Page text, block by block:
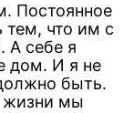
Постоянное
тем, что им с
А себе я
дом. И я не
быть.
жизни мы